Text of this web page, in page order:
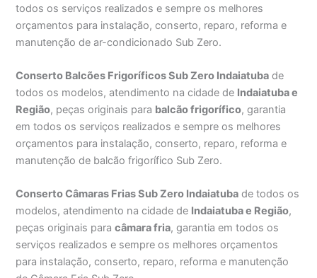
todos os serviços realizados e sempre os melhores
orçamentos para instalação, conserto, reparo, reforma e
manutenção de ar-condicionado Sub Zero.
Conserto Balcões Frigoríficos Sub Zero Indaiatuba de
todos os modelos, atendimento na cidade de Indaiatuba e
Região, peças originais para balcão frigorífico, garantia
em todos os serviços realizados e sempre os melhores
orçamentos para instalação, conserto, reparo, reforma e
manutenção de balcão frigorífico Sub Zero.
Conserto Câmaras Frias Sub Zero Indaiatuba de todos os
modelos, atendimento na cidade de Indaiatuba e Região,
peças originais paracâmara fria, garantia em todos os
serviços realizados e sempre os melhores orçamentos
para instalação, conserto, reparo, reforma e manutenção